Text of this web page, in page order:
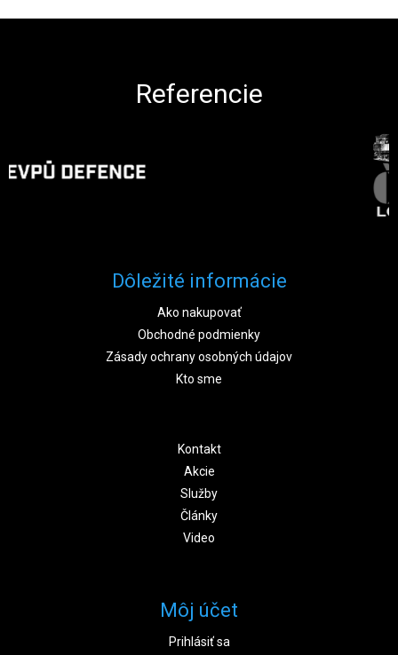
Referencie
Dôležité informácie
Ako nakupovať
Obchodné podmienky
Zásady ochrany osobných údajov
Kto sme
Kontakt
Akcie
Služby
Články
Video
Môj účet
Prihlásiť sa